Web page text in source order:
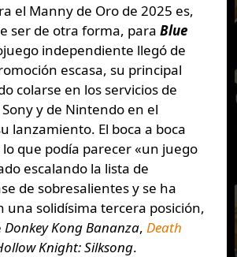
el Manny de Oro de 2025 es,
ser de otra forma, para Blue
independiente llegó de
escasa, su principal
colarse en los servicios de
y de Nintendo en el
lanzamiento. El boca a boca
que podía parecer «un juego
escalando la lista de
de sobresalientes y se ha
una solidísima tercera posición,
Donkey Kong Bananza, Death
Knight: Silksong.